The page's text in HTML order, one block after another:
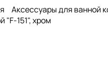
Аксессуары для ванной
"F-151", хром